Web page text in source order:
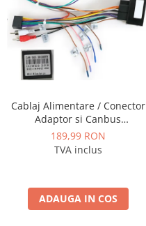
Conectică Hyundai
Conectică Mitsubishi
Cablaj Alimentare / Conector
Adaptor si Canbus
Volkswagen / Skoda / Seat
pentru navigatii Android - AD-
189,99 RON
TVA inclus
ADAUGA IN COS